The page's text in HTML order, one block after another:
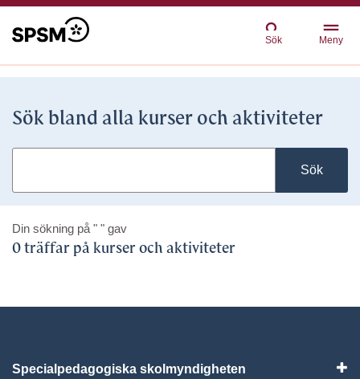
Sök Meny
Sök bland alla kurser och aktiviteter
Sök
Din sökning på " " gav
0 träffar på kurser och aktiviteter
Specialpedagogiska skolmyndigheten